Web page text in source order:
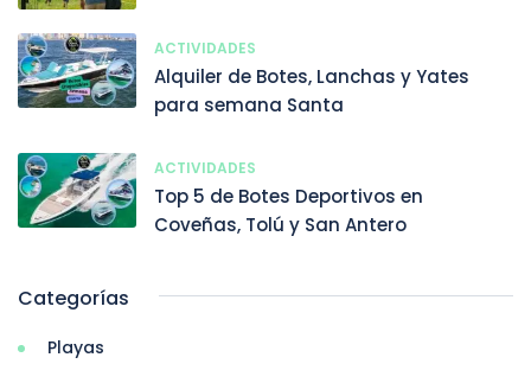
ACTIVIDADES
Alquiler de Botes, Lanchas y Yates
para semana Santa
ACTIVIDADES
Top 5 de Botes Deportivos en
Coveñas, Tolú y San Antero
Categorías
Playas